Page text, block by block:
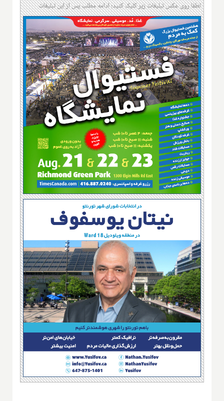
لطفا روی عکس تبلیغات زیر کلیک کنید؛ ادامه مطلب پس از این تبلیغات